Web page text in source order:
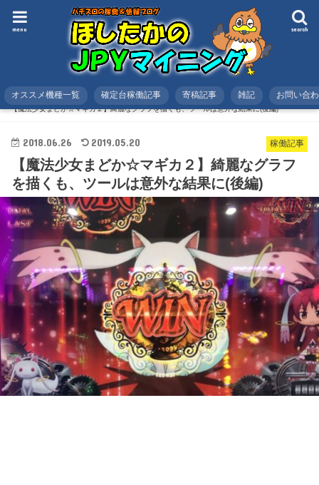
search
menu
オススメ機種一覧 確定台稼働記事 寄稿記事 雑記 お問い合
HOME スロット
稼働記事
【魔法少女まどか☆マギカ２】綺麗なグラフを描くも、ツールは意外な結果に(後編)
稼働記事
2018.06.26 2019.05.20
【魔法少女まどか☆マギカ２】綺麗なグラフ
を描くも、ツールは意外な結果に(後編)